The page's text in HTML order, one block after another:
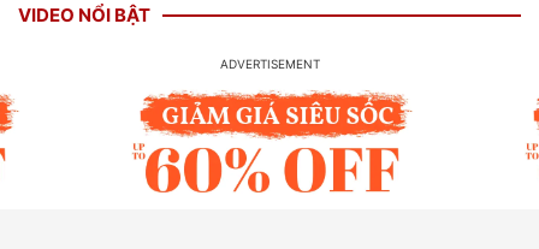
VIDEO NỔI BẬT